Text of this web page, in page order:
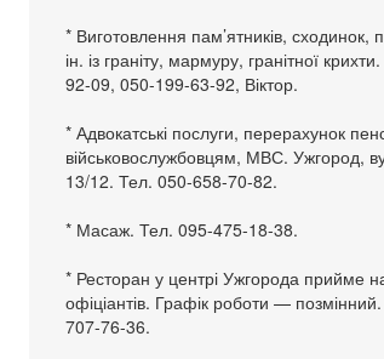
* Виготовлення пам’ятників, сходинок,
ін. із граніту, мармуру, гранітної
92-09, 050-199-63-92, Віктор.
* Адвокатські послуги, перерахунок
військовослужбовцям, МВС. Ужгород,
13/12. Тел. 050-658-70-82.
* Масаж. Тел. 095-475-18-38.
* Ресторан у центрі Ужгорода прийме
офіціантів. Графік роботи —
707-76-36.